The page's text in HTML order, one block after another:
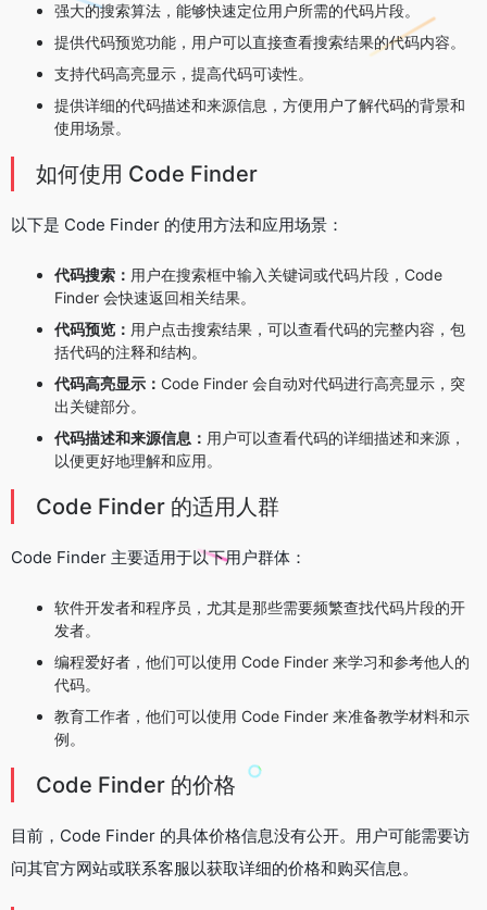
强大的搜索算法，能够快速定位用户所需的代码片段。
提供代码预览功能，用户可以直接查看搜索结果的代码内容。
支持代码高亮显示，提高代码可读性。
提供详细的代码描述和来源信息，方便用户了解代码的背景和
使用场景。
如何使用 Code Finder
以下是 Code Finder 的使用方法和应用场景：
代码搜索： 用户在搜索框中输入关键词或代码片段，Code
Finder 会快速返回相关结果。
代码预览： 用户点击搜索结果，可以查看代码的完整内容，包
括代码的注释和结构。
代码高亮显示： Code Finder 会自动对代码进行高亮显示，突
出关键部分。
代码描述和来源信息： 用户可以查看代码的详细描述和来源，
以便更好地理解和应用。
Code Finder 的适用人群
Code Finder 主要适用于以下用户群体：
软件开发者和程序员，尤其是那些需要频繁查找代码片段的开
发者。
编程爱好者，他们可以使用 Code Finder 来学习和参考他人的
代码。
教育工作者，他们可以使用 Code Finder 来准备教学材料和示
例。
Code Finder 的价格
目前，Code Finder 的具体价格信息没有公开。用户可能需要访
问其官方网站或联系客服以获取详细的价格和购买信息。